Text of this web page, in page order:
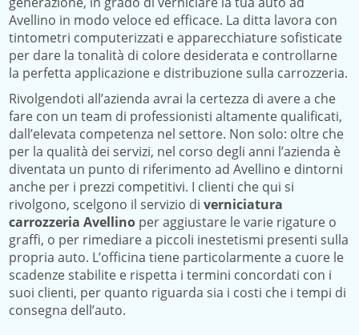
Avellino in modo veloce ed efficace. La ditta lavora con
tintometri computerizzati e apparecchiature sofisticate
per dare la tonalità di colore desiderata e controllarne
la perfetta applicazione e distribuzione sulla carrozzeria.
Rivolgendoti all’azienda avrai la certezza di avere a che
fare con un team di professionisti altamente qualificati,
dall’elevata competenza nel settore. Non solo: oltre che
per la qualità dei servizi, nel corso degli anni l’azienda è
diventata un punto di riferimento ad Avellino e dintorni
anche per i prezzi competitivi. I clienti che qui si
rivolgono, scelgono il servizio diverniciatura
carrozzeria Avellino per aggiustare le varie rigature o
graffi, o per rimediare a piccoli inestetismi presenti sulla
propria auto. L’officina tiene particolarmente a cuore le
scadenze stabilite e rispetta i termini concordati con i
suoi clienti, per quanto riguarda sia i costi che i tempi di
consegna dell’auto.